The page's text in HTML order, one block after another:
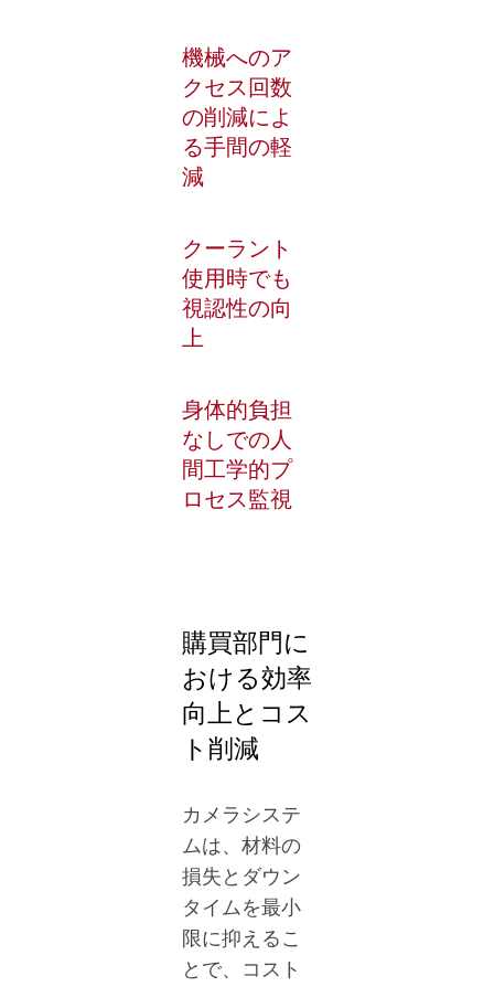
機械へのア
クセス回数
の削減によ
る手間の軽
減
クーラント
使用時でも
視認性の向
上
身体的負担
なしでの人
間工学的プ
ロセス監視
購買部門に
おける効率
向上とコス
ト削減
カメラシステ
ムは、材料の
損失とダウン
タイムを最小
限に抑えるこ
とで、コスト